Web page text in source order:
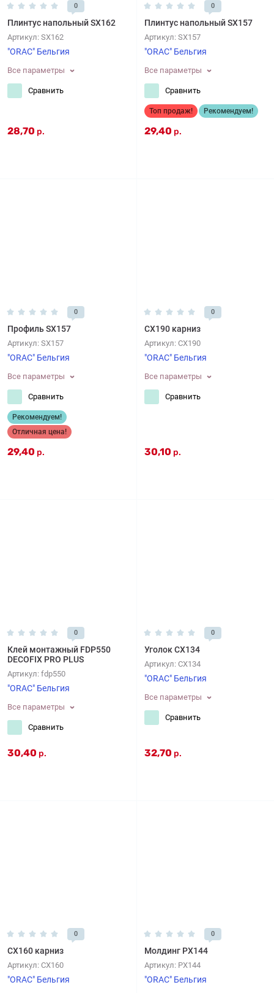
0
Плинтус напольный SX162
Артикул: SX162
"ORAC" Бельгия
Все параметры
Сравнить
28,70 р.
0
Плинтус напольный SX157
Артикул: SX157
"ORAC" Бельгия
Все параметры
Сравнить
Топ продаж! Рекомендуем!
29,40 р.
0
Профиль SX157
Артикул: SX157
"ORAC" Бельгия
Все параметры
Сравнить
Рекомендуем!
Отличная цена!
29,40 р.
0
CX190 карниз
Артикул: CX190
"ORAC" Бельгия
Все параметры
Сравнить
30,10 р.
0
Клей монтажный FDP550
DECOFIX PRO PLUS
Артикул: fdp550
"ORAC" Бельгия
Все параметры
Сравнить
30,40 р.
0
Уголок CX134
Артикул: CX134
"ORAC" Бельгия
Все параметры
Сравнить
32,70 р.
0
CX160 карниз
Артикул: CX160
"ORAC" Бельгия
0
Молдинг PX144
Артикул: PX144
"ORAC" Бельгия